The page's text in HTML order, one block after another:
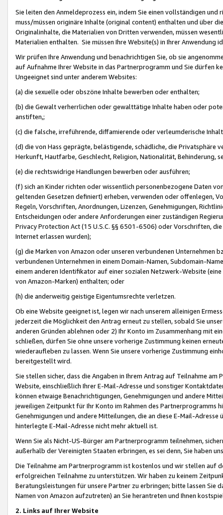
Sie leiten den Anmeldeprozess ein, indem Sie einen vollständigen
muss/müssen originäre Inhalte (original content) enthalten und über
Originalinhalte, die Materialien von Dritten verwenden, müssen
Materialien enthalten. Sie müssen Ihre Website(s) in Ihrer Anwendung
Wir prüfen Ihre Anwendung und benachrichtigen Sie, ob sie
auf Aufnahme Ihrer Website in das Partnerprogramm und Sie dürfen
Ungeeignet sind unter anderem Websites:
(a) die sexuelle oder obszöne Inhalte bewerben oder enthalten;
(b) die Gewalt verherrlichen oder gewalttätige Inhalte haben oder
anstiften,;
(c) die falsche, irreführende, diffamierende oder verleumderische
(d) die von Hass geprägte, belästigende, schädliche, die Privatsphäre
Herkunft, Hautfarbe, Geschlecht, Religion, Nationalität, Behinderung,
(e) die rechtswidrige Handlungen bewerben oder ausführen;
(f) sich an Kinder richten oder wissentlich personenbezogene Daten
geltenden Gesetzen definiert) erheben, verwenden oder offenlegen,
Regeln, Vorschriften, Anordnungen, Lizenzen, Genehmigungen,
Entscheidungen oder andere Anforderungen einer zuständigen
Privacy Protection Act (15 U.S.C. §§ 6501-6506) oder Vorschriften,
Internet erlassen wurden);
(g) die Marken von Amazon oder unseren verbundenen Unternehmen
verbundenen Unternehmen in einem Domain-Namen, Subdomain-
einem anderen Identifikator auf einer sozialen Netzwerk-Website
von Amazon-Marken) enthalten; oder
(h) die anderweitig geistige Eigentumsrechte verletzen.
Ob eine Website geeignet ist, legen wir nach unserem alleinigen
jederzeit die Möglichkeit den Antrag erneut zu stellen, sobald Sie
anderen Gründen ablehnen oder 2) Ihr Konto im Zusammenhang mit
schließen, dürfen Sie ohne unsere vorherige Zustimmung keinen
wiederaufleben zu lassen. Wenn Sie unsere vorherige Zustimmung
bereitgestellt wird.
Sie stellen sicher, dass die Angaben in Ihrem Antrag auf Teilnahme
Website, einschließlich Ihrer E-Mail-Adresse und sonstiger
können etwaige Benachrichtigungen, Genehmigungen und andere
jeweiligen Zeitpunkt für Ihr Konto im Rahmen des Partnerprogramms
Genehmigungen und andere Mitteilungen, die an diese E-Mail-
hinterlegte E-Mail-Adresse nicht mehr aktuell ist.
Wenn Sie als Nicht-US-Bürger am Partnerprogramm teilnehmen,
außerhalb der Vereinigten Staaten erbringen, es sei denn, Sie haben
Die Teilnahme am Partnerprogramm ist kostenlos und wir stellen auf
erfolgreichen Teilnahme zu unterstützen. Wir haben zu keinem
Beratungsleistungen für unsere Partner zu erbringen; bitte lassen Sie
Namen von Amazon aufzutreten) an Sie herantreten und Ihnen
2. Links auf Ihrer Website